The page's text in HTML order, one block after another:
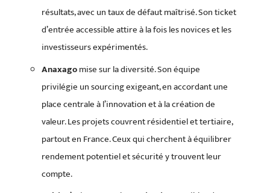
résultats, avec un taux de défaut maîtrisé. Son ticket
d’entrée accessible attire à la fois les novices et les
investisseurs expérimentés.
Anaxagomise sur la diversité. Son équipe
privilégie un sourcing exigeant, en accordant une
place centrale à l’innovation et à la création de
valeur. Les projets couvrent résidentiel et tertiaire,
partout en France. Ceux qui cherchent à équilibrer
rendement potentiel et sécurité y trouvent leur
compte.